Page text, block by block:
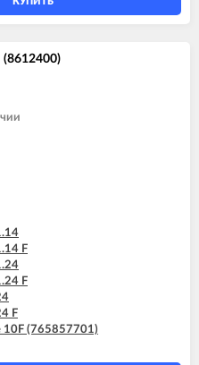
24 F (CSR)
(8612400)
F
F
F
10F (765857701)
10F (7729462)
10F (7787575)